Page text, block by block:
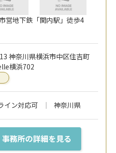
営地下鉄「関内駅」徒歩4
神奈川県横浜市中区住吉町
横浜702
イン対応可 神奈川県
事務所の詳細を見る